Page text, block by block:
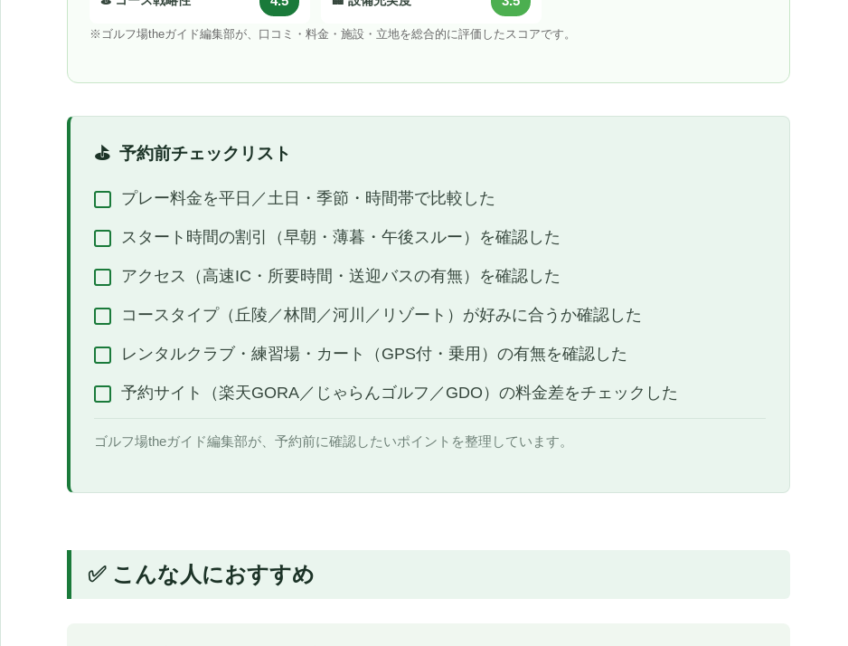
※ゴルフ場theガイド編集部が、口コミ・料金・施設・立地を総合的に評価したスコアです。
予約前チェックリスト
プレー料金を平日／土日・季節・時間帯で比較した
スタート時間の割引（早朝・薄暮・午後スルー）を確認した
アクセス（高速IC・所要時間・送迎バスの有無）を確認した
コースタイプ（丘陵／林間／河川／リゾート）が好みに合うか確認した
レンタルクラブ・練習場・カート（GPS付・乗用）の有無を確認した
予約サイト（楽天GORA／じゃらんゴルフ／GDO）の料金差をチェックした
ゴルフ場theガイド編集部が、予約前に確認したいポイントを整理しています。
✅ こんな人におすすめ